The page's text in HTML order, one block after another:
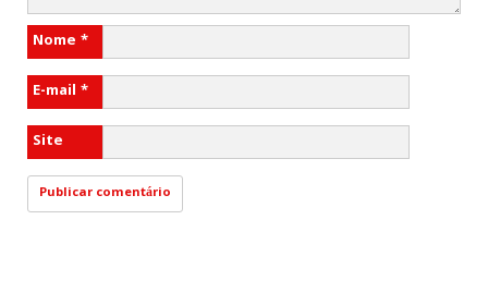
Nome *
E-mail *
Site